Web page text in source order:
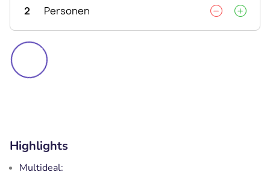
2 Personen
Highlights
Multideal: